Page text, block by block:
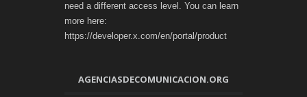
need a different access level. You can learn
more here:
https://developer.x.com/en/portal/product
AGENCIASDECOMUNICACION.ORG